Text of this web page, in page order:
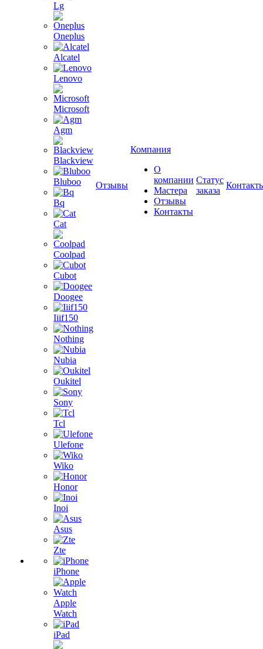
Lg
Oneplus
Alcatel
Lenovo
Microsoft
Agm
Blackview
Bluboo
Bq
Cat
Coolpad
Cubot
Doogee
Iiif150
Nothing
Nubia
Oukitel
Sony
Tcl
Ulefone
Wiko
Honor
Inoi
Asus
Zte
iPhone
Apple
Watch
iPad
Отзывы
Компания
О
компании
Мастера
Отзывы
Контакты
Статус
заказа